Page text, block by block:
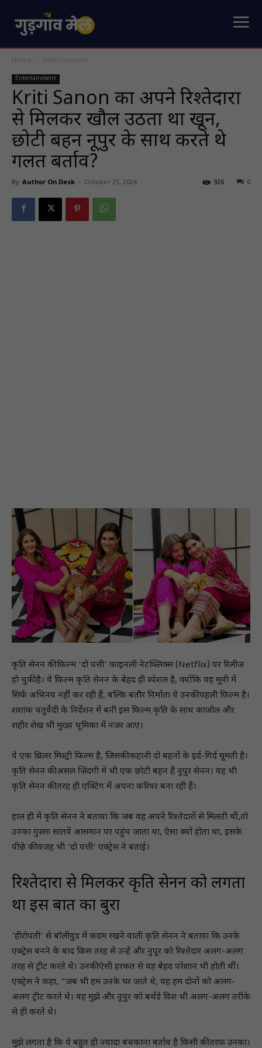
Home Entertainment
Entertainment
Kriti Sanon का अपने रिश्तेदारों
से मिलकर खौल उठता था खून,
छोटी बहन नूपुर के साथ करते थे
गलत बर्ताव?
By Author On Desk - October 25, 2024 0
926
कृति सेनन की फिल्म ‘दो पत्ती’ फाइनली नेटफ्लिक्स (Netflix) पर रिलीज
हो चुकी है। ये फिल्म कृति सेनन के बेहद ही स्पेशल है, क्योंकि वह मूवी में
सिर्फ अभिनय नहीं कर रही हैं, बल्कि बतौर निर्माता ये उनकी पहली फिल्म है।
शशांक चतुर्वेदी के निर्देशन में बनी इस फिल्म कृति के साथ काजोल और
शहीर शेख भी मुख्य भूमिका में नजर आए।
ये एक थ्रिलर मिस्ट्री फिल्म है, जिसकी कहानी दो बहनों के इर्द-गिर्द घूमती है।
कृति सेनन की असल जिंदगी में भी एक छोटी बहन हैं नूपुर सेनन। वह भी
कृति सेनन की तरह ही एक्टिंग में अपना करियर बना रही हैं।
हाल ही में कृति सेनन ने बताया कि जब वह अपने रिश्तेदारों से मिलती थीं,तो
उनका गुस्सा सातवें आसमान पर पहुंच जाता था, ऐसा क्यों होता था, इसके
पीछे की वजह भी ‘दो पत्ती’ एक्ट्रेस ने बताई।
रिश्तेदारों से मिलकर कृति सेनन को लगता
था इस बात का बुरा
‘हीरोपंती’ से बॉलीवुड में कदम रखने वाली कृति सेनन ने बताया कि उनके
एक्ट्रेस बनने के बाद किस तरह से उन्हें और नुपूर को रिश्तेदार अलग-अलग
तरह से ट्रीट करते थे। उनकी ऐसी हरकत से वह बेहद परेशान भी होती थीं।
एक्ट्रेस ने कहा, “जब भी हम उनके घर जाते थे, वह हम दोनों को अलग-
अलग ट्रीट करते थे। वह मुझे और नूपुर को बर्थडे विश भी अलग-अलग तरीके
से ही करते थे।
मुझे लगता है कि ये बहुत ही ज्यादा बचकाना बर्ताव है किसी की तरफ उनका।